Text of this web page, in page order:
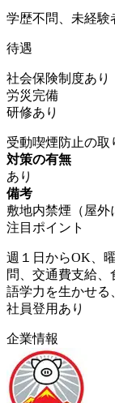
学歴不問、未経験
待遇
社会保険制度あり
労災完備
研修あり
受動喫煙防止の取
対策の有無
あり
備考
敷地内禁煙（屋外
注目ポイント
週１日からOK、
問、交通費支給、
語学力を生かせる
社員登用あり
企業情報